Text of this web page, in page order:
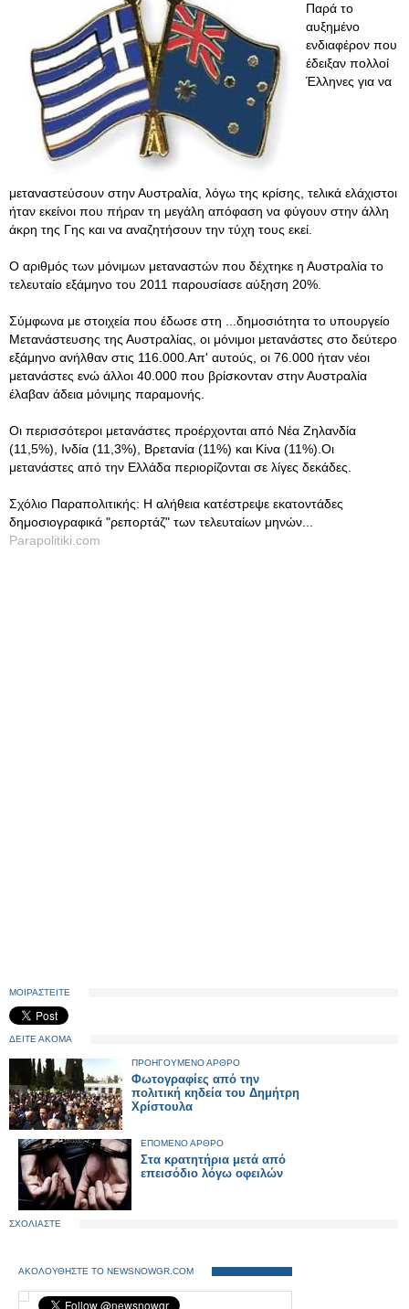
Παρά το
αυξημένο
ενδιαφέρον που
έδειξαν πολλοί
Έλληνες για να
μεταναστεύσουν στην Αυστραλία, λόγω της κρίσης, τελικά ελάχιστοι
ήταν εκείνοι που πήραν τη μεγάλη απόφαση να φύγουν στην άλλη
άκρη της Γης και να αναζητήσουν την τύχη τους εκεί.
Ο αριθμός των μόνιμων μεταναστών που δέχτηκε η Αυστραλία το
τελευταίο εξάμηνο του 2011 παρουσίασε αύξηση 20%.
Σύμφωνα με στοιχεία που έδωσε στη ...δημοσιότητα το υπουργείο
Μετανάστευσης της Αυστραλίας, οι μόνιμοι μετανάστες στο δεύτερο
εξάμηνο ανήλθαν στις 116.000.Απ' αυτούς, οι 76.000 ήταν νέοι
μετανάστες ενώ άλλοι 40.000 που βρίσκονταν στην Αυστραλία
έλαβαν άδεια μόνιμης παραμονής.
Οι περισσότεροι μετανάστες προέρχονται από Νέα Ζηλανδία
(11,5%), Ινδία (11,3%), Βρετανία (11%) και Κίνα (11%).Οι
μετανάστες από την Ελλάδα περιορίζονται σε λίγες δεκάδες.
Σχόλιο Παραπολιτικής: Η αλήθεια κατέστρεψε εκατοντάδες
δημοσιογραφικά "ρεπορτάζ" των τελευταίων μηνών...
Parapolitiki.com
ΜΟΙΡΑΣΤΕΙΤΕ
ΔΕΙΤΕ ΑΚΟΜΑ
ΠΡΟΗΓΟΥΜΕΝΟ ΑΡΘΡΟ
Φωτογραφίες από την
πολιτική κηδεία του Δημήτρη
Χρίστουλα
ΕΠΟΜΕΝΟ ΑΡΘΡΟ
Στα κρατητήρια μετά από
επεισόδιο λόγω οφειλών
ΣΧΟΛΙΑΣΤΕ
ΑΚΟΛΟΥΘΗΣΤΕ ΤΟ NEWSNOWGR.COM